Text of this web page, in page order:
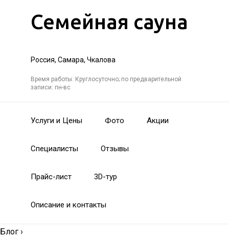
Семейная сауна
Россия, Самара, Чкалова
Время работы: Круглосуточно; по предварительной
записи: пн-вс
Услуги и Цены Фото Акции
Специалисты Отзывы
Прайс-лист 3D-тур
Описание и контакты
Блог ›